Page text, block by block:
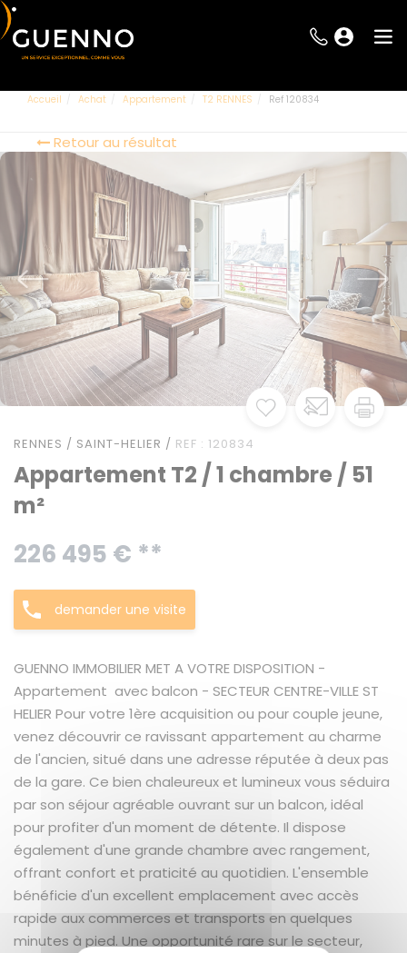
Accueil Achat Appartement T2 RENNES Ref 120834
Retour au résultat
Pour avoir
et à
merci de
RENNES / SAINT-HELIER / REF : 120834
Appartement T2 / 1 chambre / 51
m²
226 495 € **
demander une visite
GUENNO IMMOBILIER MET A VOTRE DISPOSITION -
Appartement avec balcon - SECTEUR CENTRE-VILLE ST
HELIER Pour votre 1ère acquisition ou pour couple jeune,
venez découvrir ce ravissant appartement au charme
de l'ancien, situé dans une adresse réputée à deux pas
de la gare. Ce bien chaleureux et lumineux vous séduira
par son séjour agréable ouvrant sur un balcon, idéal
pour profiter d'un moment de détente. Il dispose
également d'une grande chambre avec rangement,
offrant confort et praticité au quotidien. L'ensemble
bénéficie d'un excellent emplacement avec accès
rapide aux commerces et transports en quelques
minutes à pied. Une opportunité rare sur le secteur,